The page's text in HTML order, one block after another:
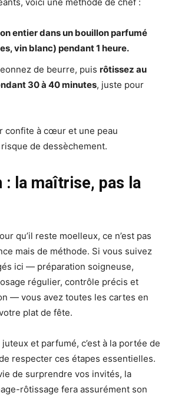
entier dans un bouillon parfumé
vin blanc) pendant 1 heure.
de beurre, puis rôtissez au
30 à 40 minutes, juste pour
confite à cœur et une peau
de dessèchement.
: la maîtrise, pas la
qu’il reste moelleux, ce n’est pas
mais de méthode. Si vous suivez
ici — préparation soigneuse,
régulier, contrôle précis et
— vous avez toutes les cartes en
plat de fête.
et parfumé, c’est à la portée de
respecter ces étapes essentielles.
de surprendre vos invités, la
rôtissage fera assurément son